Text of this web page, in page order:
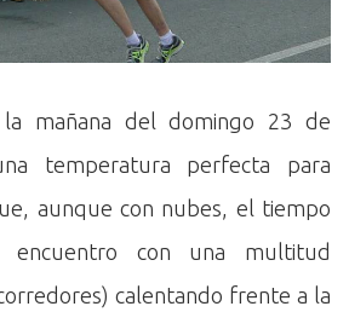
mañana del domingo 23 de
temperatura perfecta para
aunque con nubes, el tiempo
encuentro con una multitud
calentando frente a la